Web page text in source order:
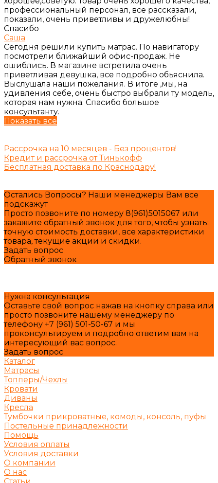
профессиональный персонал, все рассказали,
показали, очень приветливы и дружелюбны!
Спасибо
Саша
Сегодня решили купить матрас. По навигатору
посмотрели ближайший офис-продаж. Не
ошиблись. В магазине встретила очень
приветливая девушка, все подробно обьяснила.
Выслушала наши пожелания. В итоге ,мы, на
удивления себе, очень быстро выбрали ту модель,
которая нам нужна. Спасибо большое
консультанту.
Показать все
Рассрочка на 10 месяцев - Без процентов!
Кредит и рассрочка от Тинькофф
Бесплатная доставка по Краснодару!
Остались Вопросы? Наши менеджеры Вам все
подскажут
Просто позвоните по номеру 8(961)5015067 или
закажите обратный звонок для того, чтобы узнать:
точную стоимость доставки, все характеристики
товара, текущие акции и скидки.
Задать вопрос
Обратный звонок
Нужна консультация
Оставьте свой вопрос нажав на кнопку справа или
просто позвоните нашему менеджеру по
телефону +7 (961) 501-50-67 и мы
проконсультируем и подробно ответим вам на
интересующий вас вопрос.
Задать вопрос
Каталог
Матрасы
Топперы/Чехлы
Кровати
Диваны
Кресла
Тумбочки прикроватные, комоды, консоль, пуфы
Постельные принадлежности
Помощь
Условия оплаты
Условия доставки
О компании
О нас